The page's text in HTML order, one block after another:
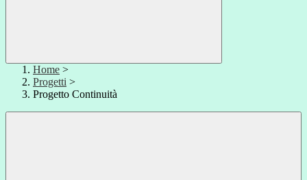
Home >
Progetti >
Progetto Continuità